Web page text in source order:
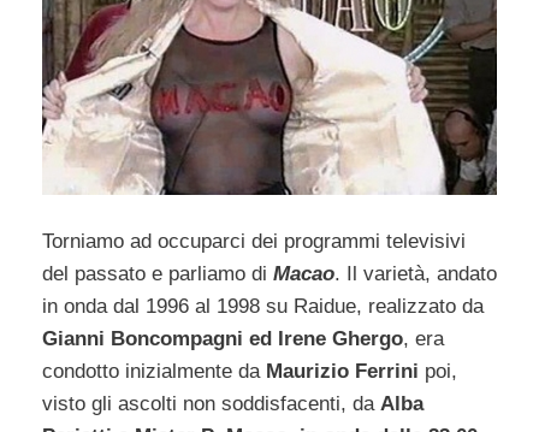
Torniamo ad occuparci dei programmi televisivi
del passato e parliamo di Macao. Il varietà, andato
in onda dal 1996 al 1998 su Raidue, realizzato da
Gianni Boncompagni ed Irene Ghergo, era
condotto inizialmente da Maurizio Ferrini poi,
visto gli ascolti non soddisfacenti, da Alba